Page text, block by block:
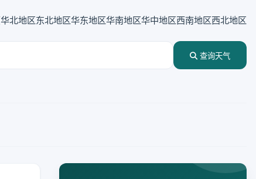
华北地区东北地区华东地区华南地区华中地区西南地区西北地区
查询天气